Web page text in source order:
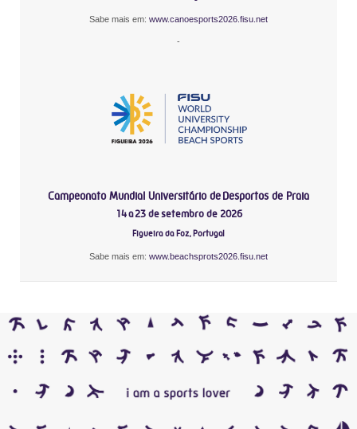
Sabe mais em: www.canoesports2026.fisu.net
-
Campeonato Mundial Universitário de Desportos de Praia
14 a 23 de setembro de 2026
Figueira da Foz, Portugal
Sabe mais em: www.beachsprots2026.fisu.net